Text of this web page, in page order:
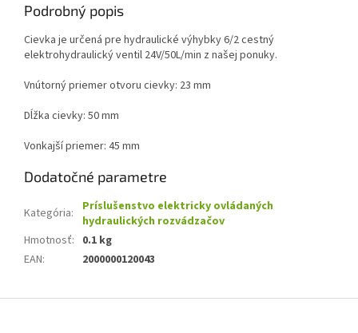
Podrobný popis
Cievka je určená pre hydraulické výhybky 6/2 cestný
elektrohydraulický ventil 24V/50L/min z našej ponuky.
Vnútorný priemer otvoru cievky: 23 mm
Dĺžka cievky: 50 mm
Vonkajší priemer: 45 mm
Dodatočné parametre
Kategória:
Príslušenstvo elektricky ovládaných
hydraulických rozvádzačov
Hmotnosť: 0.1 kg
EAN: 2000000120043